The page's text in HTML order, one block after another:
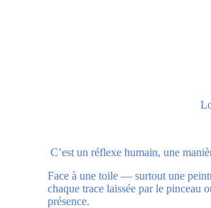
C’est un réflexe humain, une
Face à une toile — surtout une
chaque trace laissée par le pinceau
présence.